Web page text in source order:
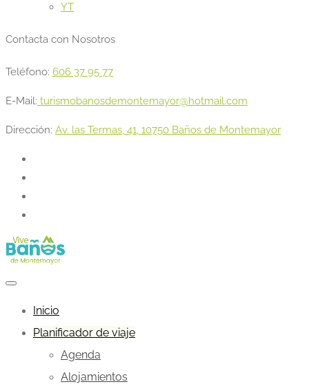
YT
Contacta con Nosotros
Teléfono: 606 37 95 77
E-Mail: turismobanosdemontemayor@hotmail.com
Dirección: Av. las Termas, 41, 10750 Baños de Montemayor
Inicio
Planificador de viaje
Agenda
Alojamientos